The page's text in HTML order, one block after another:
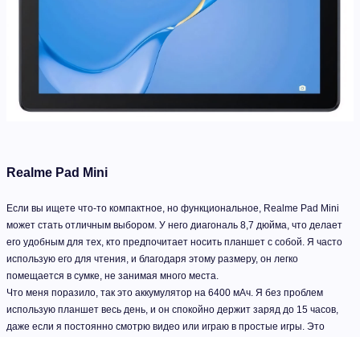
Realme Pad Mini
Если вы ищете что-то компактное, но функциональное, Realme Pad Mini
может стать отличным выбором. У него диагональ 8,7 дюйма, что делает
его удобным для тех, кто предпочитает носить планшет с собой. Я часто
использую его для чтения, и благодаря этому размеру, он легко
помещается в сумке, не занимая много места.
Что меня поразило, так это аккумулятор на 6400 мАч. Я без проблем
использую планшет весь день, и он спокойно держит заряд до 15 часов,
даже если я постоянно смотрю видео или играю в простые игры. Это